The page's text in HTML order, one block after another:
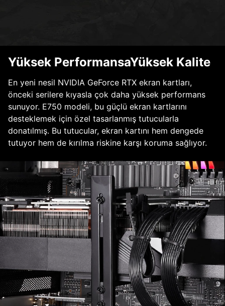
Yüksek PerformansaYüksek Kalite
En yeni nesil NVIDIA GeForce RTX ekran kartları,
önceki serilere kıyasla çok daha yüksek performans
sunuyor. E750 modeli, bu güçlü ekran kartlarını
desteklemek için özel tasarlanmış tutucularla
donatılmış. Bu tutucular, ekran kartını hem dengede
tutuyor hem de kırılma riskine karşı koruma sağlıyor.